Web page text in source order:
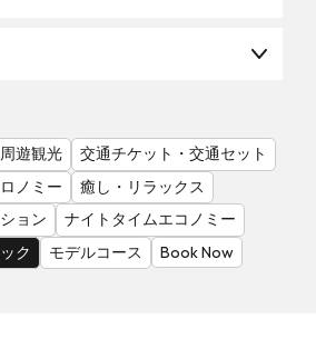
遊観光
交通チケット・交通セット
ノミー
癒し・リラックス
ョン
ナイトタイムエコノミー
ク モデルコース Book Now